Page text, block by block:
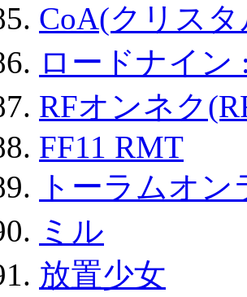
CoA(クリス
ロードナイン
RFオンネク
FF11 RMT
トーラムオン
ミル
放置少女